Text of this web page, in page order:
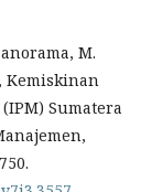
M.
Kemiskinan
Sumatera